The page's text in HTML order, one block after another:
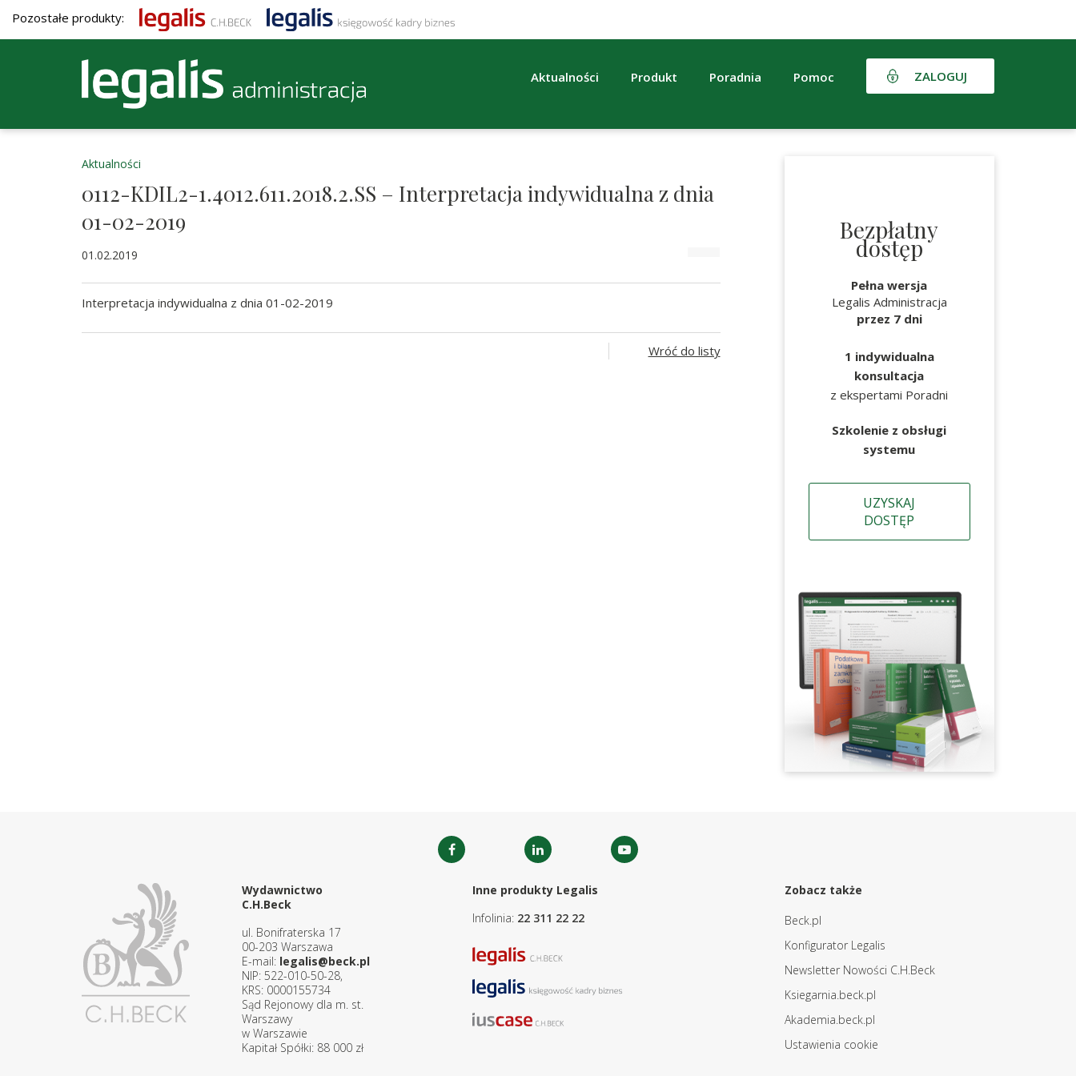
Pozostałe produkty:
Aktualności Produkt Poradnia Pomoc ZALOGUJ
Aktualności
0112-KDIL2-1.4012.611.2018.2.SS – Interpretacja indywidualna z dnia
01-02-2019
01.02.2019
Interpretacja indywidualna z dnia 01-02-2019
Wróć do listy
Bezpłatny
dostęp
Pełna wersja
Legalis Administracja
przez 7 dni
1 indywidualna
konsultacja
z ekspertami Poradni
Szkolenie z obsługi
systemu
UZYSKAJ
DOSTĘP
Wydawnictwo
C.H.Beck
ul. Bonifraterska 17
00-203 Warszawa
E-mail: legalis@beck.pl
NIP: 522-010-50-28,
KRS: 0000155734
Sąd Rejonowy dla m. st.
Warszawy
w Warszawie
Kapitał Spółki: 88 000 zł
Inne produkty Legalis
Infolinia: 22 311 22 22
Zobacz także
Beck.pl
Konfigurator Legalis
Newsletter Nowości C.H.Beck
Ksiegarnia.beck.pl
Akademia.beck.pl
Ustawienia cookie